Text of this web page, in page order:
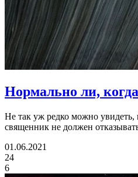
Нормально ли,
Не так уж редко можно увидеть,
священник не должен
01.06.2021
24
6